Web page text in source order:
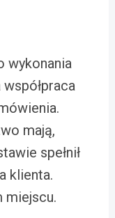
wykonania
mają,
spełnił
klienta.
miejscu.